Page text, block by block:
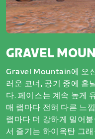
GRAVEL
Gravel Mountain에 오
러운 코너, 공기 중에 흩
다. 페이스는 계속 높게
매 랩마다 전혀 다른 느
랩마다 더 강하게 밀어
서 즐기는 하이옥탄 그